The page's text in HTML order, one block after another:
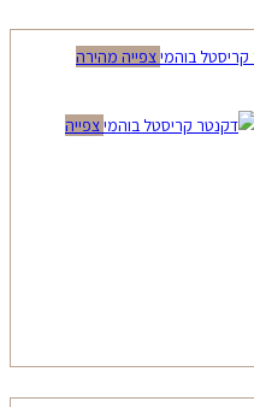
צפייה מהירה
צפייה